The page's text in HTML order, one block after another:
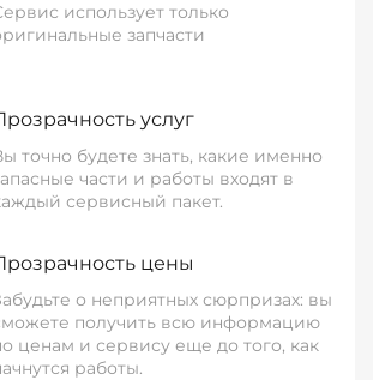
использует только
запчасти
услуг
точно будете знать, какие именно
части и работы входят в
сервисный пакет.
цены
о неприятных сюрпризах: вы
получить всю информацию
ценам и сервису еще до того, как
работы.